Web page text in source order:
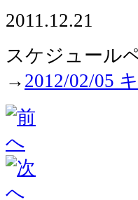
2011.12.21
スケジュール
→ 2012/02/05